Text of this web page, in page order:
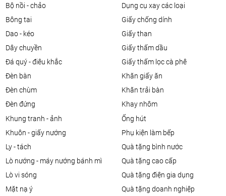
bộ nồi - chảo
bông tai
dao - kéo
dây chuyền
đá quý - điêu khắc
đèn bàn
đèn chùm
đèn đứng
dụng cụ xay các loại
giấy chống dính
giấy than
giấy thấm dầu
giấy thấm lọc cà phê
khăn giấy ăn
khăn trải bàn
khay nhôm
khung tranh - ảnh
khuôn - giấy nướng
ly - tách
lò nướng - máy nướng bánh mì
lò vi sóng
mặt nạ ý
ống hút
phụ kiện làm bếp
quà tặng bình nước
quà tặng cao cấp
quà tặng điện gia dụng
quà tặng doanh nghiệp